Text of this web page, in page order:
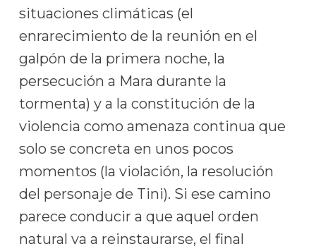
situaciones climáticas (el
enrarecimiento de la reunión en el
galpón de la primera noche, la
persecución a Mara durante la
tormenta) y a la constitución de la
violencia como amenaza continua que
solo se concreta en unos pocos
momentos (la violación, la resolución
del personaje de Tini). Si ese camino
parece conducir a que aquel orden
natural va a reinstaurarse, el final